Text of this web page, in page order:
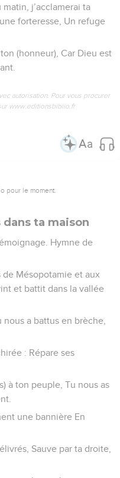
j’acclamerai ta
forteresse, Un refuge
(honneur), Car Dieu est
autorisation. Pour vous procurer
www.editionsbiblio.fr
pour le moment.
ta maison
Hymne de
de Mésopotamie et aux
et battit dans la vallée
nous a battus en brèche,
: Répare ses
à ton peuple, Tu nous as
une bannière En
Sauve par ta droite,